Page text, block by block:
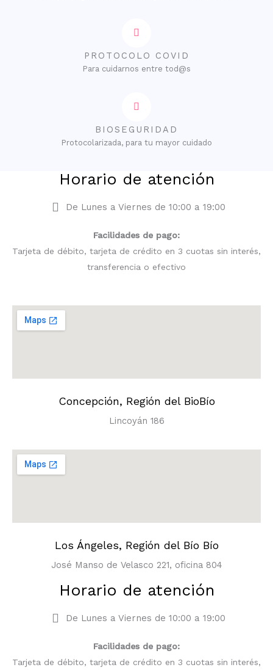
PROTOCOLO COVID
Para cuidarnos entre tod@s
BIOSEGURIDAD
Protocolarizada, para tu mayor cuidado
Horario de atención
De Lunes a Viernes de 10:00 a 19:00
Facilidades de pago:
Tarjeta de débito, tarjeta de crédito en 3 cuotas sin interés,
transferencia o efectivo
Concepción, Región del BioBío
Lincoyán 186
Los Ángeles, Región del Bío Bío
José Manso de Velasco 221, oficina 804
Horario de atención
De Lunes a Viernes de 10:00 a 19:00
Facilidades de pago:
Tarjeta de débito, tarjeta de crédito en 3 cuotas sin interés,